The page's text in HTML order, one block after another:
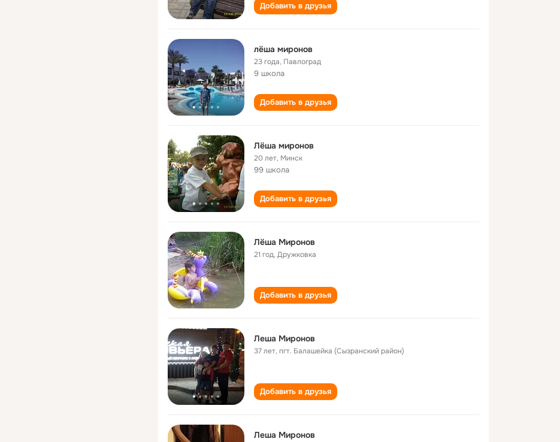
Добавить в друзья
лёша миронов
23 года, Павлоград
9 школа
Добавить в друзья
Лёша миронов
20 лет, Минск
99 школа
Добавить в друзья
Лёша Миронов
21 год,Дружковка
Добавить в друзья
Леша Миронов
37 лет,пгт. Балашейка (Сызранский район)
Добавить в друзья
Леша Миронов